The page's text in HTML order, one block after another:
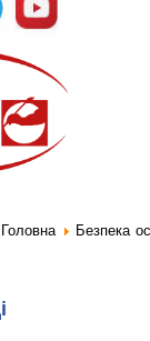
Головна
Безпека